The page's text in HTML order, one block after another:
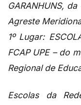
GARANHUNS,
Agreste
1º Lugar:
FCAP UPE – do
Regional de
Escolas da